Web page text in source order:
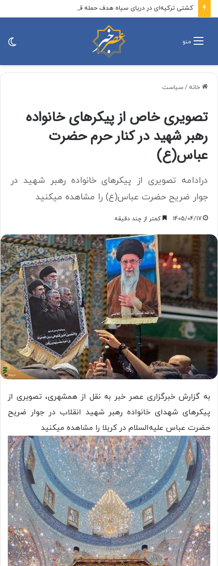
کشتی ترکیه‌ای در دریای سیاه هدف حمله قرار گرفت
منو
خانه /سیاست
تصویری خاص از پیکرهای خانواده
رهبر شهید در کنار حرم حضرت
عباس(ع)
درادامه تصویری از پیکرهای خانواده رهبر شهید در
جوار ضریح حضرت عباس(ع) را مشاهده میکنید
1405/04/17 کمتر از چند دقیقه
به گزارش خبرگزاری عصر خبر به نقل از همشهری، تصویری از
پیکرهای شهدای خانواده رهبر شهید انقلاب در جوار ضریح
حضرت عباس علیه‌السلام در کربلا را مشاهده میکنید